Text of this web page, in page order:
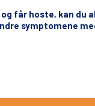
og får hoste, kan du
symptomene